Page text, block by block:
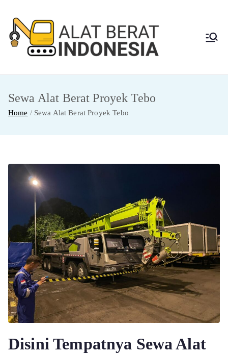
content
Berat
Jasa Sewa Alat
Sewa Alat Berat Proyek Tebo
Home Sewa Alat Berat Proyek Tebo
Disini Tempatnya Sewa Alat